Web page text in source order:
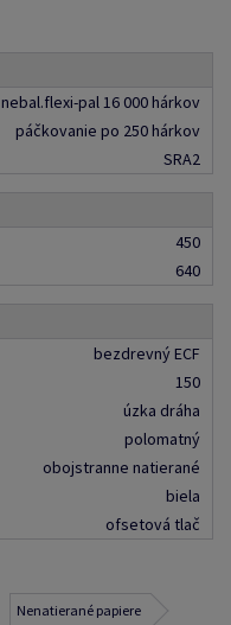
nebal.flexi-pal 16 000 hárkov
páčkovanie po 250 hárkov
SRA2
450
640
bezdrevný ECF
150
úzka dráha
polomatný
obojstranne natierané
biela
ofsetová tlač
Nenatierané papiere